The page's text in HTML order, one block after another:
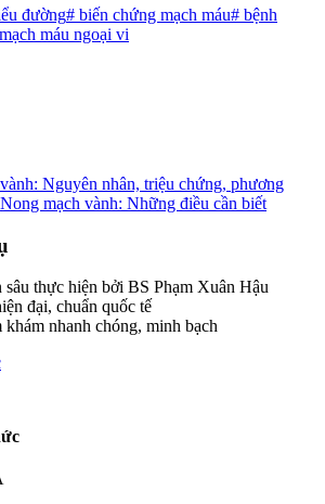
đường# biến chứng mạch máu# bệnh
máu ngoại vi
Nguyên nhân, triệu chứng, phương
Nong mạch vành: Những điều cần biết
sâu thực hiện bởi BS Phạm Xuân Hậu
đại, chuẩn quốc tế
nhanh chóng, minh bạch